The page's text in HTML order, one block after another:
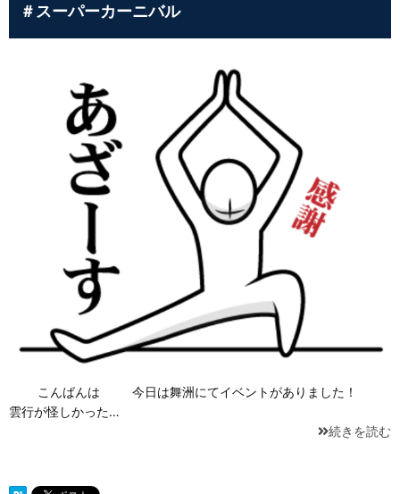
＃スーパーカーニバル
こんばんは 今日は舞洲にてイベントがありました！
雲行が怪しかった…
続きを読む